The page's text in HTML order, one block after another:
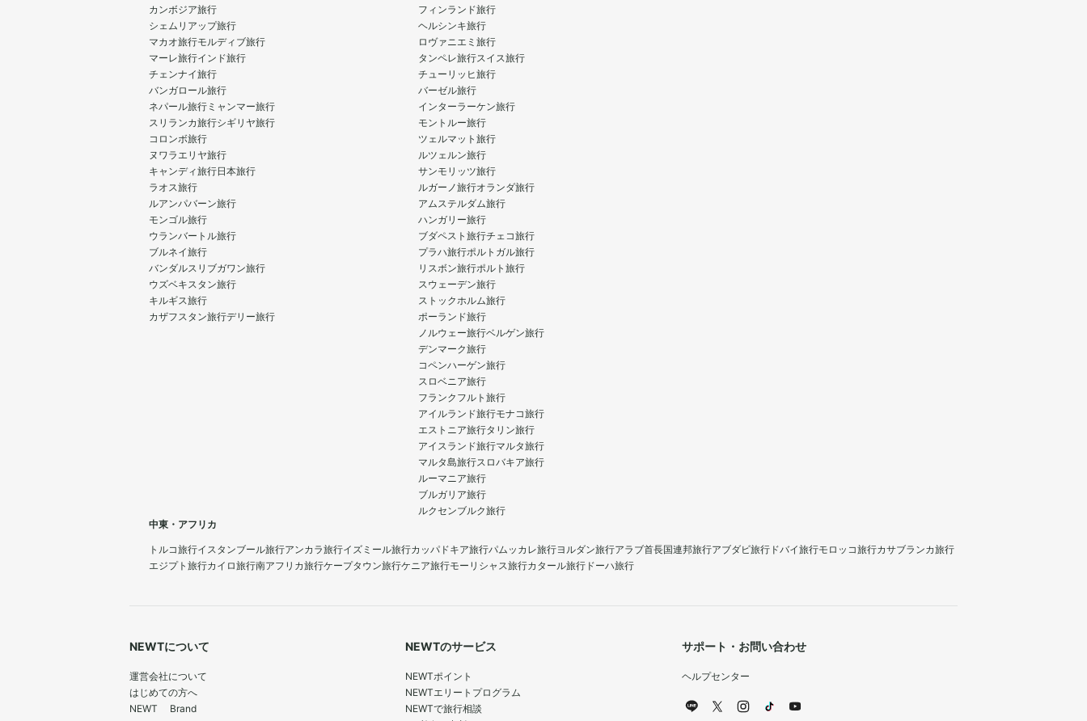
カンボジア旅行
シェムリアップ旅行
マカオ旅行モルディブ旅行
マーレ旅行インド旅行
チェンナイ旅行
バンガロール旅行
ネパール旅行 ミャンマー旅行
スリランカ旅行シギリヤ旅行
コロンボ旅行
ヌワラエリヤ旅行
キャンディ旅行日本旅行
ラオス旅行
ルアンパバーン旅行
モンゴル旅行
ウランバートル旅行
ブルネイ旅行
バンダルスリブガワン旅行
ウズベキスタン旅行
キルギス旅行
カザフスタン旅行デリー旅行
フィンランド旅行
ヘルシンキ旅行
ロヴァニエミ旅行
タンペレ旅行スイス旅行
チューリッヒ旅行
バーゼル旅行
インターラーケン旅行
モントルー旅行
ツェルマット旅行
ルツェルン旅行
サンモリッツ旅行
ルガーノ旅行オランダ旅行
アムステルダム旅行
ハンガリー旅行
ブダペスト旅行チェコ旅行
プラハ旅行ポルトガル旅行
リスボン旅行ポルト旅行
スウェーデン旅行
ストックホルム旅行
ポーランド旅行
ノルウェー旅行ベルゲン旅行
デンマーク旅行
コペンハーゲン旅行
スロベニア旅行
フランクフルト旅行
アイルランド旅行モナコ旅行
エストニア旅行タリン旅行
アイスランド旅行マルタ旅行
マルタ島旅行スロバキア旅行
ルーマニア旅行
ブルガリア旅行
ルクセンブルク旅行
中東・アフリカ
トルコ旅行イスタンブール旅行アンカラ旅行イズミール旅行カッパドキア旅行パムッカレ旅行ヨルダン旅行アラブ首長国連邦旅行アブダビ旅行 ドバイ旅行モロッコ旅行カサブランカ旅行
エジプト旅行カイロ旅行南アフリカ旅行ケープタウン旅行ケニア旅行モーリシャス旅行カタール旅行 ドーハ旅行
NEWTについて
運営会社について
はじめての方へ
NEWT Brand
NEWTのサービス
NEWTポイント
NEWTエリートプログラム
NEWTで旅行相談
サポート・お問い合わせ
ヘルプセンター